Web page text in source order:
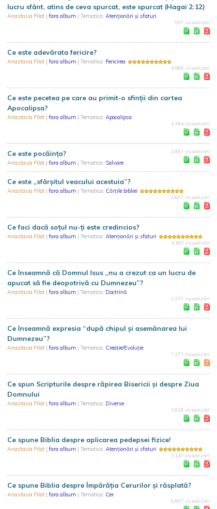
lucru sfânt, atins de ceva spurcat, este spurcat (Hagai 2:12)
Anastasia Filat | fara album | Tematica: Atenționări și sfaturi
997 vizualizări
Ce este adevărata fericire?
Anastasia Filat | fara album | Tematica: Fericirea
4.568 vizualizări
Ce este pecetea pe care au primit-o sfinții din cartea
Apocalipsa?
Anastasia Filat | fara album | Tematica: Apocalipsa
3.284 vizualizări
Ce este pocăinţa?
Anastasia Filat | fara album | Tematica: Salvare
2.867 vizualizări
Ce este „sfârșitul veacului acestuia”?
Anastasia Filat | fara album | Tematica: Cărțile bibliei
2.697 vizualizări
Ce faci dacă soţul nu-ţi este credincios?
Anastasia Filat | fara album | Tematica: Atenționări și sfaturi
4.383 vizualizări
Ce înseamnă că Domnul Isus „nu a crezut ca un lucru de
apucat să fie deopotrivă cu Dumnezeu”?
Anastasia Filat | fara album | Tematica: Doctrină
2.237 vizualizări
Ce înseamnă expresia “după chipul și asemănarea lui
Dumnezeu”?
Anastasia Filat | fara album | Tematica: Creație/Evoluție
7.277 vizualizări
Ce spun Scripturile despre răpirea Bisericii şi despre Ziua
Domnului
Anastasia Filat | fara album | Tematica: Diverse
2.628 vizualizări
Ce spune Biblia despre aplicarea pedepsei fizice!
Anastasia Filat | fara album | Tematica: Atenționări și sfaturi
3.147 vizualizări
Ce spune Biblia despre Împărăția Cerurilor și răsplată?
Anastasia Filat | fara album | Tematica: Cer
9.807 vizualizări